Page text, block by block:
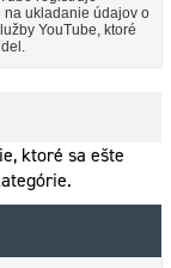
na ukladanie údajov o
YouTube, ktoré
ktoré sa ešte